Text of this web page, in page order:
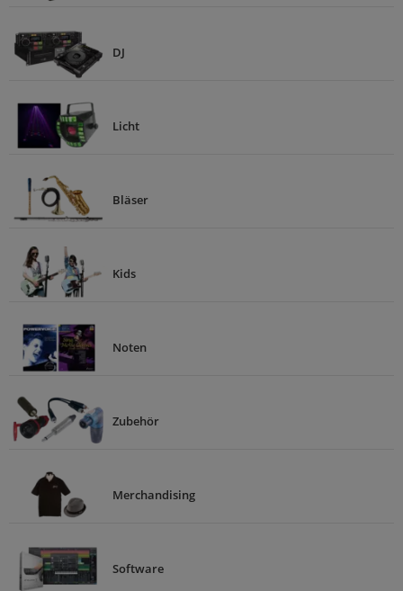
DJ
Licht
Bläser
Kids
Noten
Zubehör
Merchandising
Software